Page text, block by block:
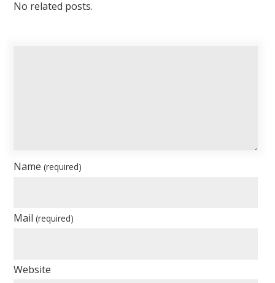
No related posts.
Name(required)
Mail(required)
Website